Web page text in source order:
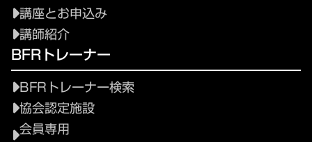
講座とお申込み
講師紹介
BFRトレーナー
BFRトレーナー検索
協会認定施設
会員専用